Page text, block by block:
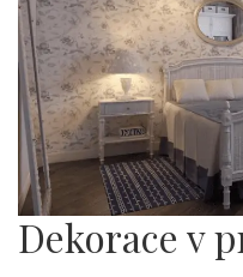
Dekorace v